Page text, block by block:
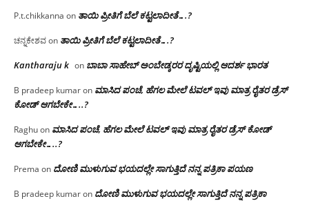
P.t.chikkanna on ತಾಯಿ ಪ್ರೀತಿಗೆ ಬೆಲೆ ಕಟ್ಟಲಾದೀತೆ….?
ಚನ್ನಕೇಶವon ತಾಯಿ ಪ್ರೀತಿಗೆ ಬೆಲೆ ಕಟ್ಟಲಾದೀತೆ….?
Kantharaju k on ಬಾಬಾ ಸಾಹೇಬ್ ಅಂಬೇಡ್ಕರರ ದೃಷ್ಟಿಯಲ್ಲಿ ಆದರ್ಶ ಭಾರತ
B pradeep kumaron ಮಾಸಿದ ಪಂಚೆ, ಹೆಗಲ ಮೇಲೆ ಟವಲ್‌ ಇವು ಮಾತ್ರ ರೈತರ ಡ್ರೆಸ್‌
ಕೋಡ್ ಆಗಬೇಕೇ…..?‌
Raghuon ಮಾಸಿದ ಪಂಚೆ, ಹೆಗಲ ಮೇಲೆ ಟವಲ್‌ ಇವು ಮಾತ್ರ ರೈತರ ಡ್ರೆಸ್‌ ಕೋಡ್
ಆಗಬೇಕೇ…..?‌
Prema on ದೋಣಿ ಮುಳುಗುವ ಭಯದಲ್ಲೇ ಸಾಗುತ್ತಿದೆ ನನ್ನ ಪತ್ರಿಕಾ ಪಯಣ
B pradeep kumaron ದೋಣಿ ಮುಳುಗುವ ಭಯದಲ್ಲೇ ಸಾಗುತ್ತಿದೆ ನನ್ನ ಪತ್ರಿಕಾ